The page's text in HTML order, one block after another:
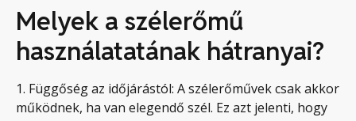
Melyek a szélerőmű
használatatának hátranyai?
1. Függőség az időjárástól: A szélerőművek csak akkor
működnek, ha van elegendő szél. Ez azt jelenti, hogy